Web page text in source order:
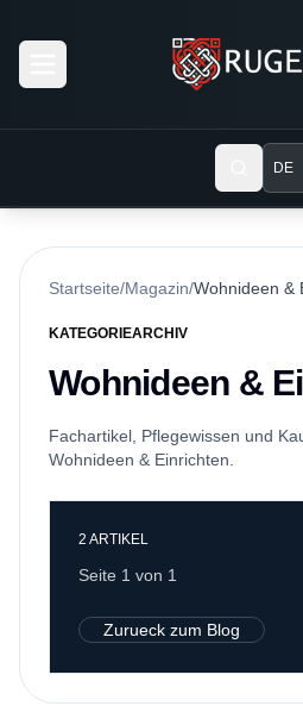
DE
Startseite/Magazin/Wohnideen &
KATEGORIEARCHIV
Wohnideen &
Fachartikel, Pflegewissen und
Wohnideen & Einrichten.
2 ARTIKEL
Seite 1 von 1
Zurueck zum Blog